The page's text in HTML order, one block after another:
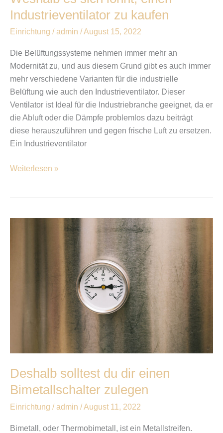
Industrieventilator zu kaufen
Einrichtung /admin /August 15, 2022
Die Belüftungssysteme nehmen immer mehr an
Modernität zu, und aus diesem Grund gibt es auch immer
mehr verschiedene Varianten für die industrielle
Belüftung wie auch den Industrieventilator. Dieser
Ventilator ist Ideal für die Industriebranche geeignet, da er
die Abluft oder die Dämpfe problemlos dazu beiträgt
diese herauszuführen und gegen frische Luft zu ersetzen.
Ein Industrieventilator
Weiterlesen »
Deshalb solltest du dir einen
Bimetallschalter zulegen
Einrichtung /admin /August 11, 2022
Bimetall, oder Thermobimetall, ist ein Metallstreifen.